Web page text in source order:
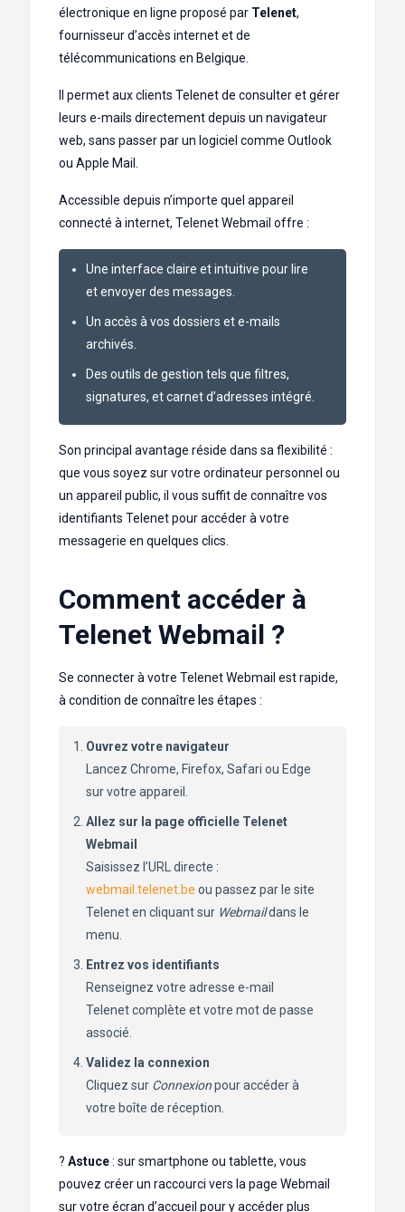
électronique en ligne proposé par Telenet,
fournisseur d’accès internet et de
télécommunications en Belgique.
Il permet aux clients Telenet de consulter et gérer
leurs e-mails directement depuis un navigateur
web, sans passer par un logiciel comme Outlook
ou Apple Mail.
Accessible depuis n’importe quel appareil
connecté à internet, Telenet Webmail offre :
Une interface claire et intuitive pour lire
et envoyer des messages.
Un accès à vos dossiers et e-mails
archivés.
Des outils de gestion tels que filtres,
signatures, et carnet d’adresses intégré.
Son principal avantage réside dans sa flexibilité :
que vous soyez sur votre ordinateur personnel ou
un appareil public, il vous suffit de connaître vos
identifiants Telenet pour accéder à votre
messagerie en quelques clics.
Comment accéder à
Telenet Webmail ?
Se connecter à votre Telenet Webmail est rapide,
à condition de connaître les étapes :
Ouvrez votre navigateur
Lancez Chrome, Firefox, Safari ou Edge
sur votre appareil.
Allez sur la page officielle Telenet
Webmail
Saisissez l’URL directe :
webmail.telenet.be ou passez par le site
Telenet en cliquant sur Webmaildans le
menu.
Entrez vos identifiants
Renseignez votre adresse e-mail
Telenet complète et votre mot de passe
associé.
Validez la connexion
Cliquez sur Connexionpour accéder à
votre boîte de réception.
? Astuce: sur smartphone ou tablette, vous
pouvez créer un raccourci vers la page Webmail
sur votre écran d’accueil pour y accéder plus